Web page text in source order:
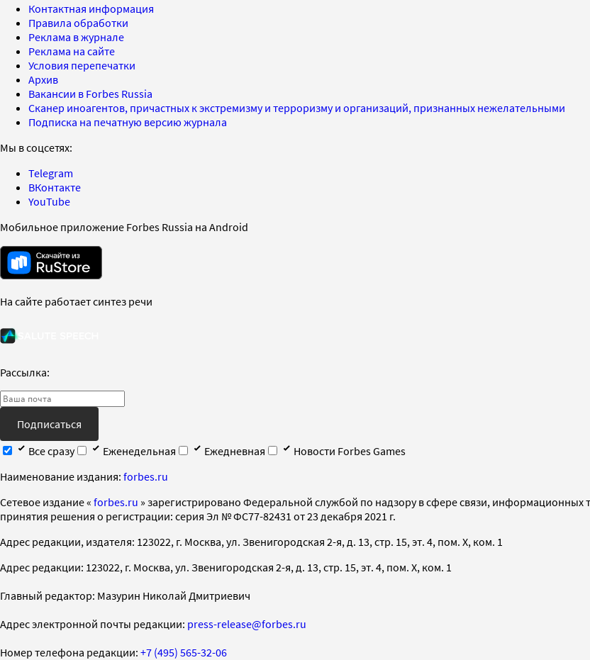
Контактная информация
Правила обработки
Реклама в журнале
Реклама на сайте
Условия перепечатки
Архив
Вакансии в Forbes Russia
Сканер иноагентов, причастных к экстремизму и терроризму и организаций, признанных нежелательными
Подписка на печатную версию журнала
Мы в соцсетях:
Telegram
ВКонтакте
YouTube
Мобильное приложение Forbes Russia на Android
На сайте работает синтез речи
Рассылка:
Подписаться
Все сразу
Еженедельная Ежедневная
Новости Forbes Games
Наименование издания: forbes.ru
Cетевое издание « forbes.ru » зарегистрировано Федеральной службой по надзору в сфере связи,
принятия решения о регистрации: серия Эл № ФС77-82431 от 23 декабря 2021 г.
Адрес редакции, издателя: 123022, г. Москва, ул. Звенигородская 2-я, д. 13, стр. 15, эт. 4, пом. X, ком. 1
Адрес редакции: 123022, г. Москва, ул. Звенигородская 2-я, д. 13, стр. 15, эт. 4, пом. X, ком. 1
Главный редактор: Мазурин Николай Дмитриевич
Адрес электронной почты редакции: press-release@forbes.ru
Номер телефона редакции: +7 (495) 565-32-06